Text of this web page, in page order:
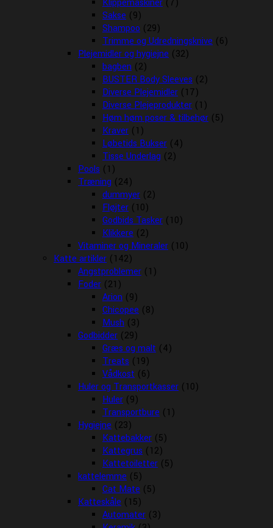
Klippemaskiner (7)
Sakse (9)
Shampoo (29)
Trimme og Udredningsknive (6)
Plejemidler og hygiejne (32)
bagben (2)
BUSTER Body Sleeves (2)
Diverse Plejemidler (17)
Diverse Plejeprodukter (1)
Høm høm poser & tilbehør (5)
Kraver (1)
Løbetids Bukser (4)
Tisse Underlag (2)
Pools (1)
Træning (24)
dummyer (2)
Fløjter (10)
Godbids Tasker (10)
Klikkere (2)
Vitaminer og Mineraler (10)
Katte artikler (142)
Angstproblemer (1)
Foder (21)
Arion (9)
Chicopee (8)
Mush (3)
Godbidder (29)
Græs og malt (4)
Treats (19)
Vådkost (6)
Huler og Transportkasser (10)
Huler (9)
Transportbure (1)
Hygiejne (23)
Kattebakker (5)
Kattegrus (12)
Kattetoiletter (5)
kattelemme (5)
Cat Mate (5)
Katteskåle (15)
Automater (3)